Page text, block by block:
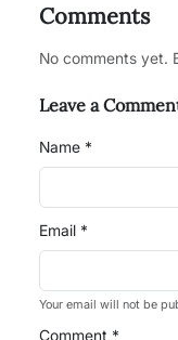
Comments
No comments yet.
Leave a
Name *
Email *
Your email will not be
Comment *